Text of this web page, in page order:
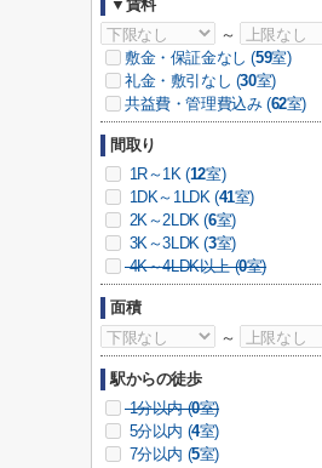
▼賃料
～
敷金・保証金なし (59室)
礼金・敷引なし (30室)
共益費・管理費込み (62室)
間取り
1R～1K (12室)
1DK～1LDK (41室)
2K～2LDK (6室)
3K～3LDK (3室)
4K～4LDK以上 (0室)
面積
～
駅からの徒歩
1分以内 (0室)
5分以内 (4室)
7分以内 (5室)